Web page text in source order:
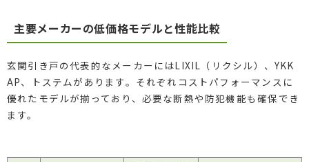
主要メーカーの低価格モデルと性能比較
玄関引き戸の代表的なメーカーにはLIXIL（リクシル）、YKK
AP、トステムがあります。それぞれコストパフォーマンスに
優れたモデルが揃っており、必要な断熱や防犯機能も確保でき
ます。